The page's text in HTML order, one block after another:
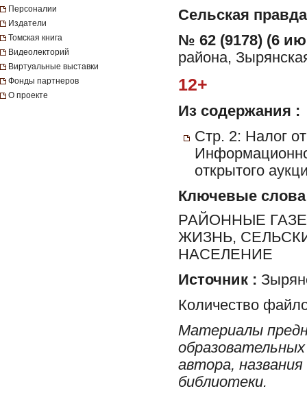
Персоналии
Издатели
Томская книга
Видеолекторий
Виртуальные выставки
Фонды партнеров
О проекте
Сельская
№ 62 (9178) (6
района,
12+
Из содержания :
Стр. 2: Налог
открытого
Ключевые слова
РАЙОННЫЕ
ЖИЗНЬ,
НАСЕЛЕНИЕ
Источник :
Количество
Материалы
автора,
библиотеки.